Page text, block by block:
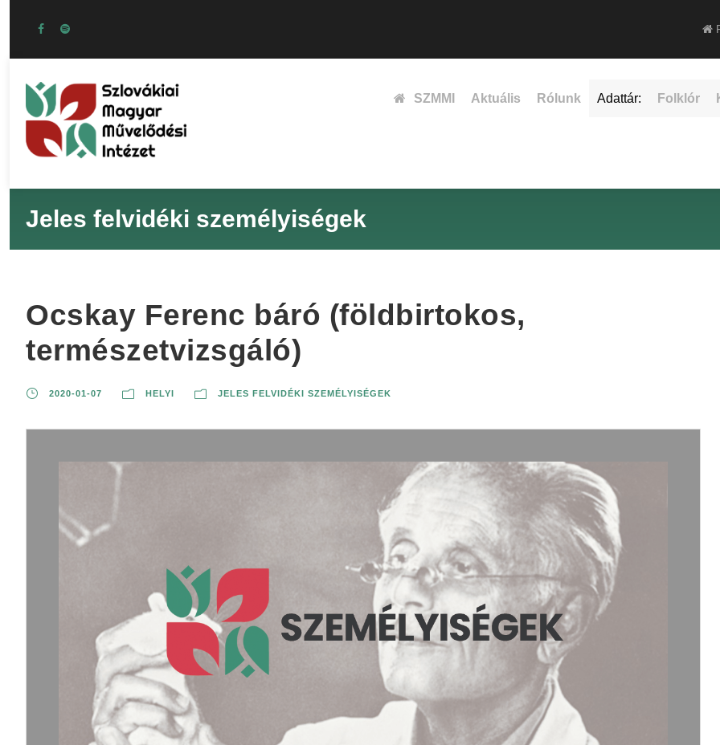
SZMMI Aktuális Rólunk Adattár: Folklór
Jeles felvidéki személyiségek
Ocskay Ferenc báró (földbirtokos,
természetvizsgáló)
2020-01-07 HELYI JELES FELVIDÉKI SZEMÉLYISÉGEK